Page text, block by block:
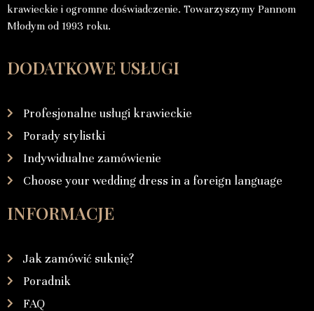
krawieckie i ogromne doświadczenie. Towarzyszymy Pannom
Młodym od 1993 roku.
DODATKOWE USŁUGI
Profesjonalne usługi krawieckie
Porady stylistki
Indywidualne zamówienie
Choose your wedding dress in a foreign language
INFORMACJE
Jak zamówić suknię?
Poradnik
FAQ